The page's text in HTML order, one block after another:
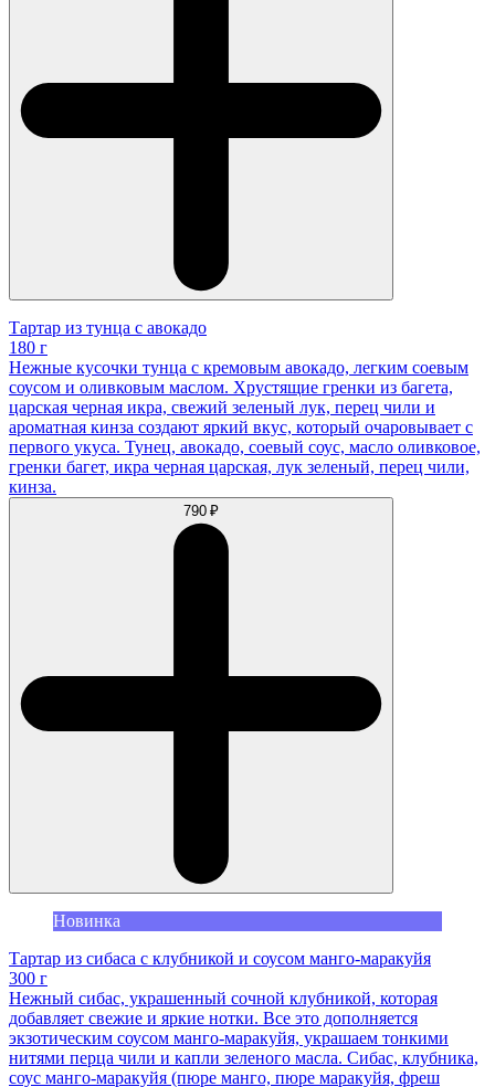
Тартар из тунца с авокадо
180 г
Нежные кусочки тунца с кремовым авокадо, легким соевым
соусом и оливковым маслом. Хрустящие гренки из багета,
царская черная икра, свежий зеленый лук, перец чили и
ароматная кинза создают яркий вкус, который очаровывает с
первого укуса. Тунец, авокадо, соевый соус, масло оливковое,
гренки багет, икра черная царская, лук зеленый, перец чили,
кинза.
790 ₽
Новинка
Тартар из сибаса с клубникой и соусом манго-маракуйя
300 г
Нежный сибас, украшенный сочной клубникой, которая
добавляет свежие и яркие нотки. Все это дополняется
экзотическим соусом манго-маракуйя, украшаем тонкими
нитями перца чили и капли зеленого масла. Сибас, клубника,
соус манго-маракуйя (пюре манго, пюре маракуйя, фреш